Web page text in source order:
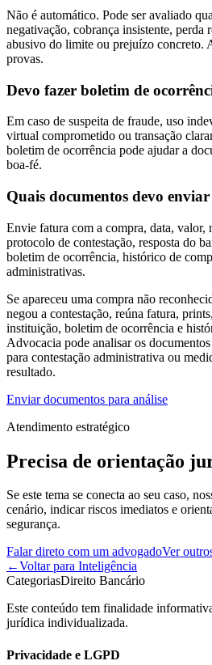
Não é automático. Pode ser avaliado
negativação, cobrança insistente, perda
abusivo do limite ou prejuízo concreto.
provas.
Devo fazer boletim de
Em caso de suspeita de fraude, uso
virtual comprometido ou transação
boletim de ocorrência pode ajudar a
boa-fé.
Quais documentos devo
Envie fatura com a compra, data, valor,
protocolo de contestação, resposta do
boletim de ocorrência, histórico de
administrativas.
Se apareceu uma compra não
negou a contestação, reúna fatura,
instituição, boletim de ocorrência e
Advocacia pode analisar os
para contestação administrativa ou
resultado.
Enviar documentos para análise
Atendimento estratégico
Precisa de orientação
Se este tema se conecta ao seu caso,
cenário, indicar riscos imediatos e
segurança.
Falar direto com um advogadoVer
←Voltar para Inteligência
CategoriasDireito Bancário
Este conteúdo tem finalidade
jurídica individualizada.
Privacidade e LGPD